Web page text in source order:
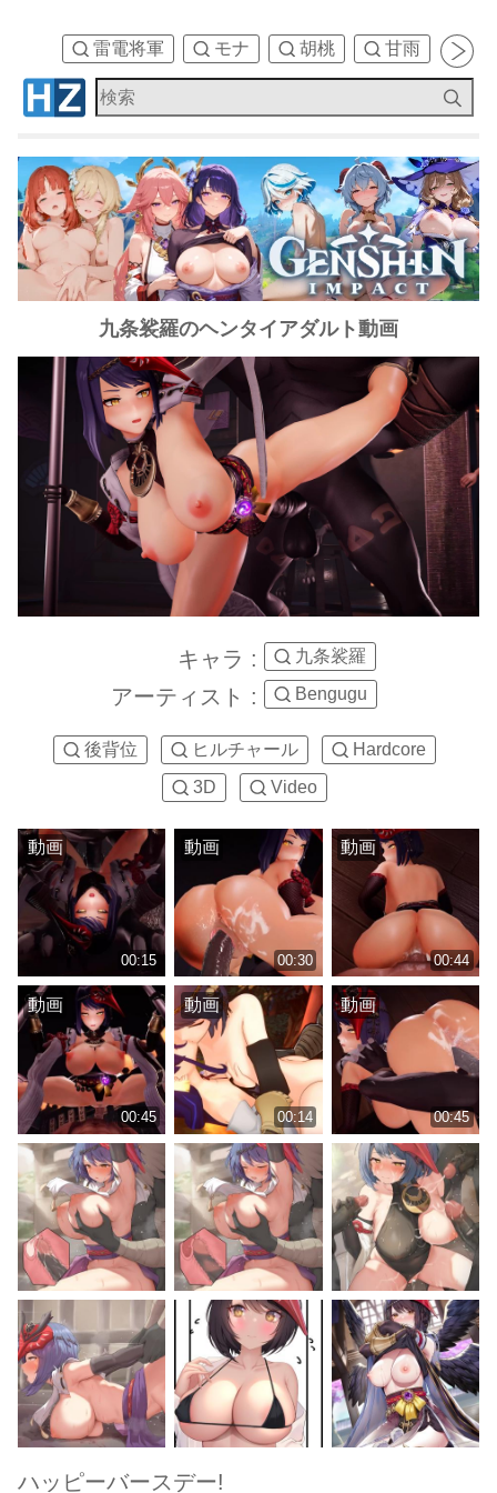
雷電将軍 モナ 胡桃 甘雨 刻
九条裟羅のヘンタイアダルト動画
キャラ : 九条裟羅
アーティスト : Bengugu
後背位 ヒルチャール
Hardcore
3D
Video
動画
00:15
動画
00:30
動画
00:44
動画
00:45
動画
00:14
動画
00:45
ハッピーバースデー!